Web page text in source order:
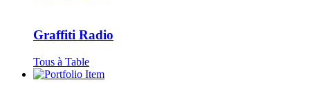
Graffiti Radio
Tous à Table